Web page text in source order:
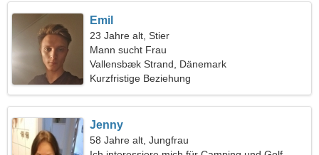
Emil
23 Jahre alt, Stier
Mann sucht Frau
Vallensbæk Strand, Dänemark
Kurzfristige Beziehung
Jenny
58 Jahre alt, Jungfrau